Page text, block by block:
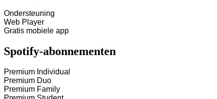
Ondersteuning
Web Player
Gratis mobiele app
Spotify-abonnementen
Premium Individual
Premium Duo
Premium Family